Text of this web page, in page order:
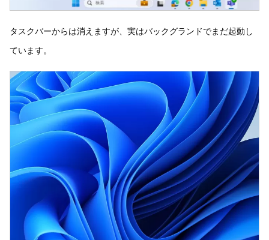
タスクバーからは消えますが、実はバックグランドでまだ起動し
ています。